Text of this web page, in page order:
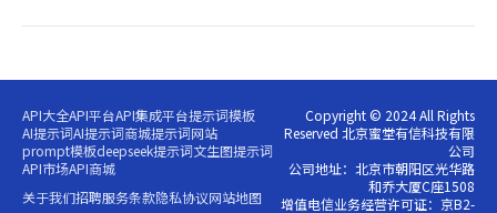
API大全API平台API集成平台提示词模板
AI提示词AI提示词商城提示词网站
prompt模板deepseek提示词文生图提示词
API市场API商城
关于我们招聘服务条款隐私协议网站地图
Copyright © 2024 All Rights
Reserved 北京蜜堂有信科技有限
公司
公司地址：北京市朝阳区光华路
和乔大厦C座1508
增值电信业务经营许可证：京B2-